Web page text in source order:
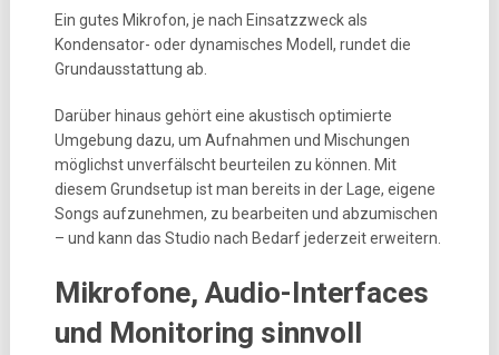
Ein gutes Mikrofon, je nach Einsatzzweck als
Kondensator- oder dynamisches Modell, rundet die
Grundausstattung ab.
Darüber hinaus gehört eine akustisch optimierte
Umgebung dazu, um Aufnahmen und Mischungen
möglichst unverfälscht beurteilen zu können. Mit
diesem Grundsetup ist man bereits in der Lage, eigene
Songs aufzunehmen, zu bearbeiten und abzumischen
– und kann das Studio nach Bedarf jederzeit erweitern.
Mikrofone, Audio-Interfaces
und Monitoring sinnvoll